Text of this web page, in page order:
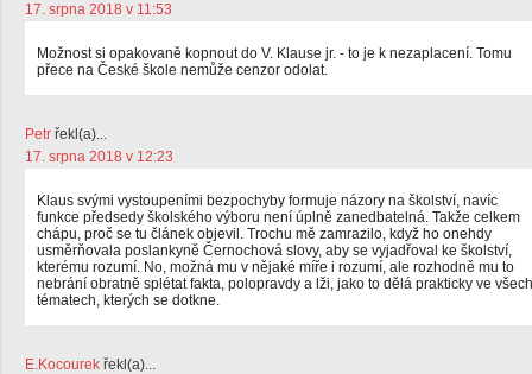
17. srpna 2018 v 11:53
Možnost si opakovaně kopnout do V. Klause jr. - to je k nezaplacení. Tomu
přece na České škole nemůže cenzor odolat.
Petr řekl(a)...
17. srpna 2018 v 12:23
Klaus svými vystoupeními bezpochyby formuje názory na školství, navíc
funkce předsedy školského výboru není úplně zanedbatelná. Takže celkem
chápu, proč se tu článek objevil. Trochu mě zamrazilo, když ho onehdy
usměrňovala poslankyně Černochová slovy, aby se vyjadřoval ke školství,
kterému rozumí. No, možná mu v nějaké míře i rozumí, ale rozhodně mu to
nebrání obratně splétat fakta, polopravdy a lži, jako to dělá prakticky ve všech
tématech, kterých se dotkne.
E.Kocourek řekl(a)...